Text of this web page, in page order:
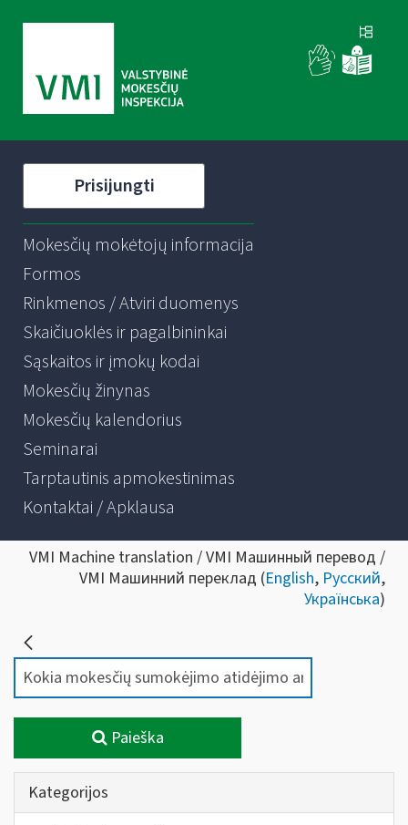
Prisijungti
Mokesčių mokėtojų informacija
Formos
Rinkmenos / Atviri duomenys
Skaičiuoklės ir pagalbininkai
Sąskaitos ir įmokų kodai
Mokesčių žinynas
Mokesčių kalendorius
Seminarai
Tarptautinis apmokestinimas
Kontaktai / Apklausa
VMI Machine translation / VMI Машинный перевод /
VMI Машинний переклад (English, Русский,
Українська)
Paieška
Kategorijos